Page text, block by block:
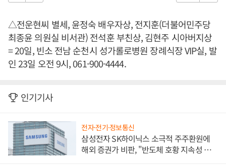
△전운현씨 별세, 윤정숙 배우자상, 전지훈(더불어민주당
최종윤 의원실 비서관) 전석훈 부친상, 김현주 시아버지상
= 20일, 빈소 전남 순천시 성가롤로병원 장례식장 VIP실, 발
인 23일 오전 9시, 061-900-4444.
인기기사
전자·전기·정보통신
삼성전자 SK하이닉스 소극적 주주환원에
해외 증권가 비판, "반도체 호황 지속성 의